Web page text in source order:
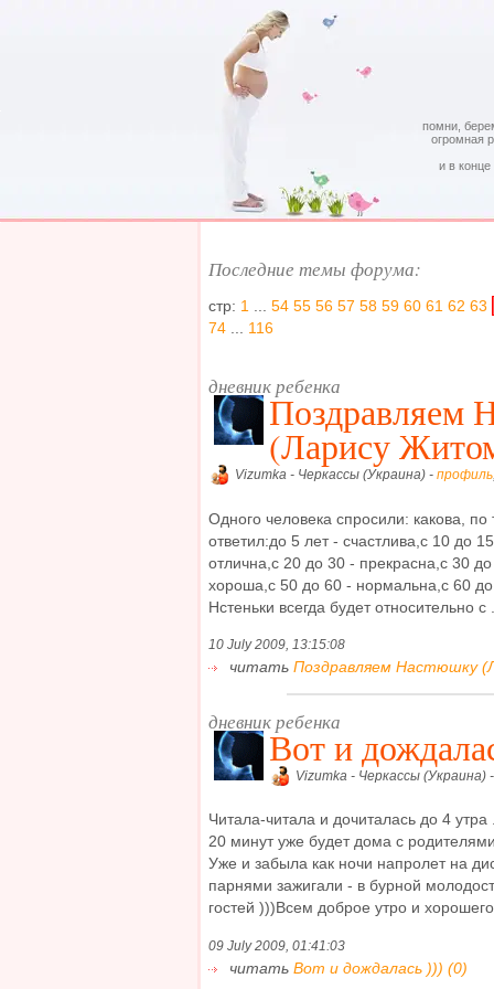
помни,
огромная
и в
Последние темы форума:
стр: 1 54 55 56 57 58 59 60 61 62 63
74
116
дневник ребенка
Поздравляем
(Ларису
Vizumka - Черкассы (Украина) - профиль
Одного человека спросили: какова,
ответил:до 5 лет - счастлива,с 10 до
отлична,с 20 до 30 - прекрасна,с 30
хороша,с 50 до 60 - нормальна,с 60 до
Нстеньки всегда будет относительно с
10 July 2009, 13:15:08
читать Поздравляем Настюшку
дневник ребенка
Вот и
Vizumka - Черкассы (Украина)
Читала-читала и дочиталась до 4
20 минут уже будет дома с
Уже и забыла как ночи напролет на
парнями зажигали - в бурной
гостей )))Всем доброе утро и
09 July 2009, 01:41:03
читать Вот и дождалась ))) (0)